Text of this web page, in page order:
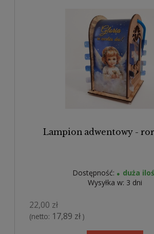
Lampion adwentowy -
Dostępność:
duża
Wysyłka w: 3 dni
22,00 zł
(netto: 17,89 zł )